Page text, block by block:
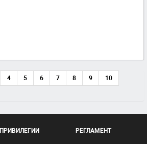
4 5 6 7 8 9 10
ПРИВИЛЕГИИ РЕГЛАМЕНТ